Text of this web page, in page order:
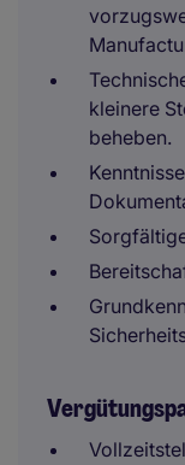
kleinere
beheben.